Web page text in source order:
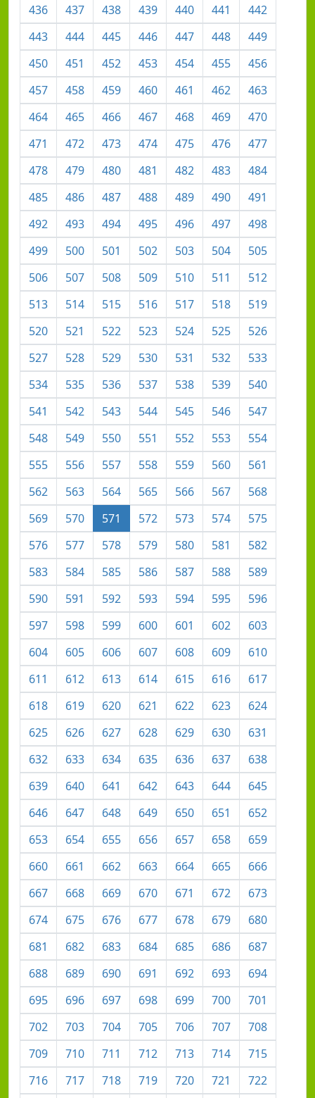
436 437 438 439 440 441
442
443
444 445 446 447 448
449
450
451 452 453 454 455
456
457
458 459 460 461 462
463
464
465 466 467 468 469
470
471
472 473 474 475 476
477
478
479 480 481 482 483
484
485
486 487 488 489 490
491
492
493 494 495 496 497
498
499
500 501 502 503 504
505
506
507 508 509 510 511
512
513
514 515 516 517 518
519
520
521 522 523 524 525
526
527
528 529 530 531 532
533
534
535 536 537 538 539
540
541
542 543 544 545 546
547
548
549 550 551 552 553
554
555
556 557 558 559 560
561
562
563 564 565 566 567
568
569
570 571 572 573 574
575
576
577 578 579 580 581
582
583
584 585 586 587 588
589
590
591 592 593 594 595
596
597
598 599 600 601 602
603
604
605 606 607 608 609
610
611
612 613 614 615 616
617
618
619 620 621 622 623
624
625
626 627 628 629 630
631
632
633 634 635 636 637
638
639
640 641 642 643 644
645
646
647 648 649 650 651
652
653
654 655 656 657 658
659
660
661 662 663 664 665
666
667
668 669 670 671 672
673
674
675 676 677 678 679
680
681
682 683 684 685 686
687
688
689 690 691 692 693
694
695
696 697 698 699 700
701
702
703 704 705 706 707
708
709
710 711 712 713 714
715
716
717 718 719 720 721
722